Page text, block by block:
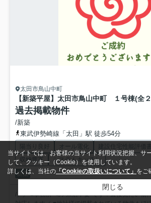
太田市鳥山中町
過去掲載物件
/新築
東武伊勢崎線「太田」駅 徒歩54分
陽当り良好 オール電化 建設住宅性能評価書
収納豊富
システムキッチン
新築
/／／ ■事務所への”来店不要”です！直接見たい物
当サイトでは、お客様の当サイト利用状況把握、サ
して、クッキー（Cookie）を使用しています。
詳しくは、当社の 「Cookieの取扱いについて」 をご
閉じる